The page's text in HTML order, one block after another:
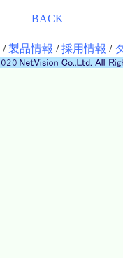
BACK
/製品情報 /採用情報 /